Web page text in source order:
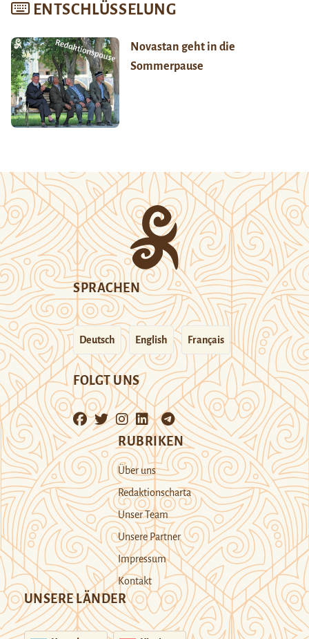
ENTSCHLÜSSELUNG
Novastan geht in die
Sommerpause
SPRACHEN
Deutsch English Français
FOLGT UNS
RUBRIKEN
Über uns
Redaktionscharta
Unser Team
Unsere Partner
Impressum
Kontakt
UNSERE LÄNDER